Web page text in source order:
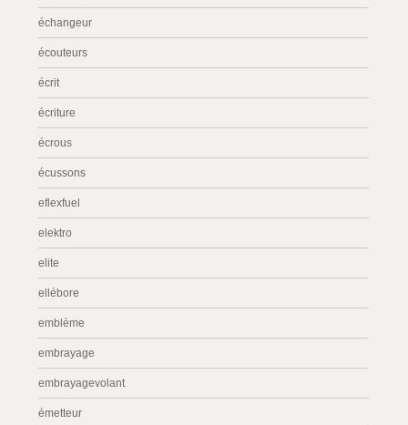
échangeur
écouteurs
écrit
écriture
écrous
écussons
eflexfuel
elektro
elite
ellébore
emblème
embrayage
embrayagevolant
émetteur